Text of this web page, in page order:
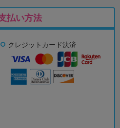
払い方法
クレジットカード決済